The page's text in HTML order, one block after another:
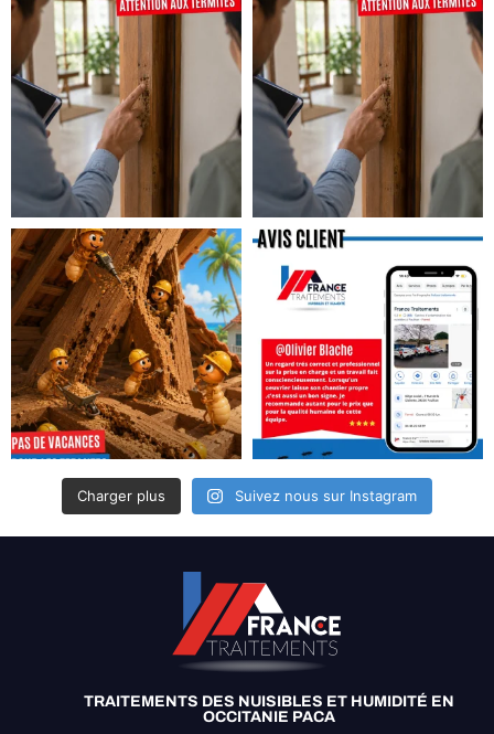
Charger plus Suivez nous sur Instagram
TRAITEMENTS DES NUISIBLES ET HUMIDITÉ EN
OCCITANIE PACA